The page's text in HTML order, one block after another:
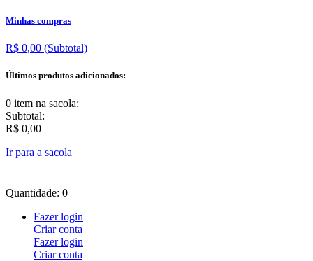
Minhas compras
R$ 0,00 (Subtotal)
Últimos produtos adicionados:
0 item na sacola:
Subtotal:
R$ 0,00
Ir para a sacola
Quantidade: 0
Fazer login
Criar conta
Fazer login
Criar conta